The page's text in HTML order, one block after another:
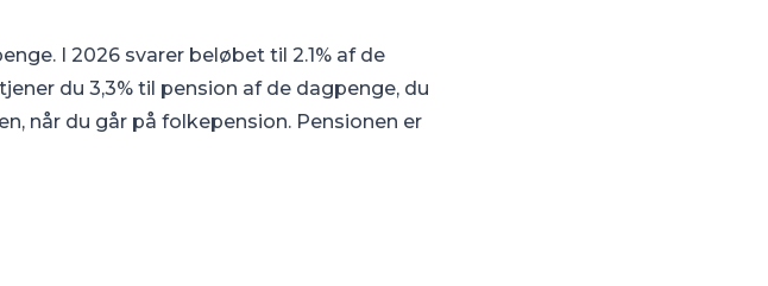
I 2026 svarer beløbet til 2.1% af de
du 3,3% til pension af de dagpenge, du
når du går på folkepension. Pensionen er